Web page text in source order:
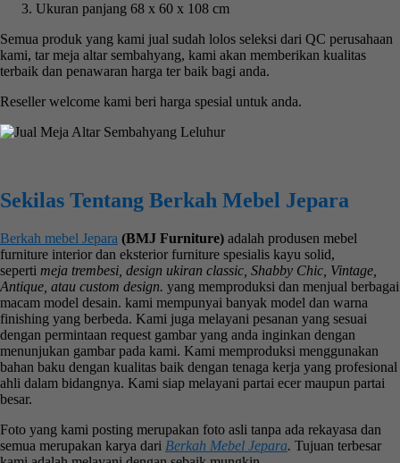
Ukuran panjang 68 x 60 x 108 cm
Semua produk yang kami jual sudah lolos seleksi dari QC perusahaan
kami, tar meja altar sembahyang, kami akan memberikan kualitas
terbaik dan penawaran harga ter baik bagi anda.
Reseller welcome kami beri harga spesial untuk anda.
Sekilas Tentang Berkah Mebel Jepara
Berkah mebel Jepara (BMJ Furniture) adalah produsen mebel
furniture interior dan eksterior furniture spesialis kayu solid,
seperti meja trembesi, design ukiran classic, Shabby Chic, Vintage,
Antique, atau custom design. yang memproduksi dan menjual berbagai
macam model desain. kami mempunyai banyak model dan warna
finishing yang berbeda. Kami juga melayani pesanan yang sesuai
dengan permintaan request gambar yang anda inginkan dengan
menunjukan gambar pada kami. Kami memproduksi menggunakan
bahan baku dengan kualitas baik dengan tenaga kerja yang profesional
ahli dalam bidangnya. Kami siap melayani partai ecer maupun partai
besar.
Foto yang kami posting merupakan foto asli tanpa ada rekayasa dan
semua merupakan karya dari Berkah Mebel Jepara. Tujuan terbesar